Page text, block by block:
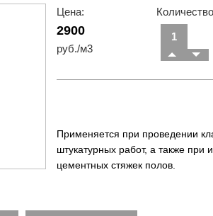
Цена:
2900
руб./м3
Применяется при проведении
штукатурных работ, а также при
цементных стяжек полов.